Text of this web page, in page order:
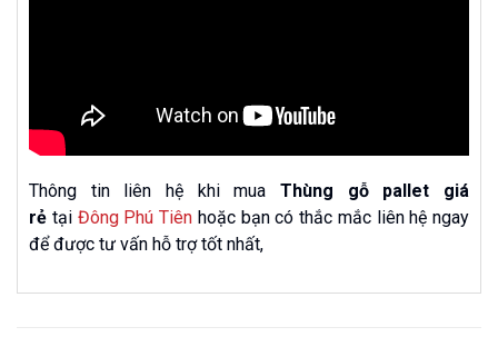
Thông tin liên hệ khi mua Thùng gỗ pallet giá
rẻ tại Đông Phú Tiên hoặc bạn có thắc mắc liên hệ ngay
để được tư vấn hỗ trợ tốt nhất,